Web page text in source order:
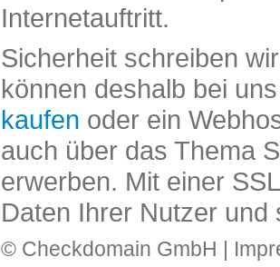
Internetauftritt.
Sicherheit schreiben
können deshalb bei
kaufen oder ein
auch über das Thema
erwerben. Mit einer
Daten Ihrer Nutzer und
© Checkdomain GmbH |